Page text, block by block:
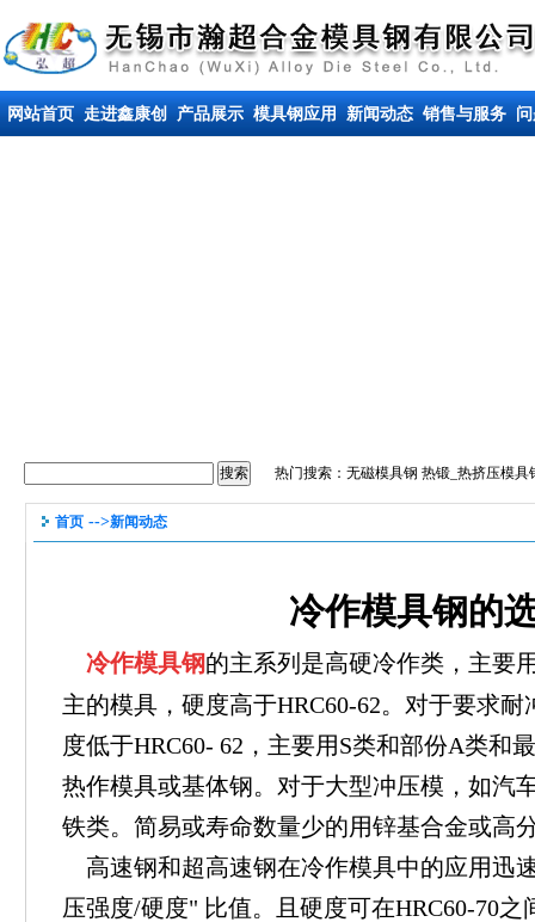
网站首页 走进鑫康创 产品展示 模具钢应用 新闻动态 销售与服务
热门搜索： 无磁模具钢 热锻_热挤压模具
首页 -->新闻动态
冷作模具钢的
冷作模具钢的主系列是高硬冷作类，主要
主的模具，硬度高于HRC60-62。对于要求
度低于HRC60- 62，主要用S类和部份A类和
热作模具或基体钢。对于大型冲压模，如汽
铁类。简易或寿命数量少的用锌基合金或高
高速钢和超高速钢在冷作模具中的应用迅
压强度/硬度" 比值。且硬度可在HRC60-70